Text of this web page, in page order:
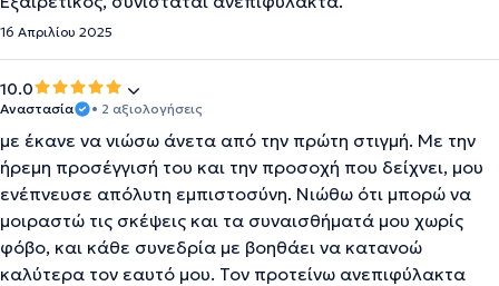
16 Απριλίου 2025
10.0
Αναστασία • 2 αξιολογήσεις
με έκανε να νιώσω άνετα από την πρώτη στιγμή. Με την
ήρεμη προσέγγισή του και την προσοχή που δείχνει, μου
ενέπνευσε απόλυτη εμπιστοσύνη. Νιώθω ότι μπορώ να
μοιραστώ τις σκέψεις και τα συναισθήματά μου χωρίς
φόβο, και κάθε συνεδρία με βοηθάει να κατανοώ
καλύτερα τον εαυτό μου. Τον προτείνω ανεπιφύλακτα